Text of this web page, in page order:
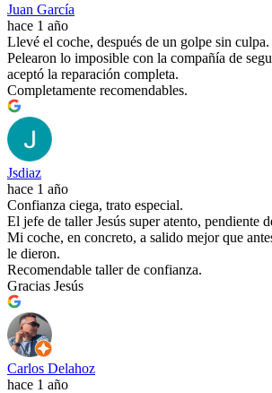
Juan García
hace 1 año
Llevé el coche, después de un golpe sin culpa.
Pelearon lo imposible con la compañía de
aceptó la reparación completa.
Completamente recomendables.
Jsdiaz
hace 1 año
Confianza ciega, trato especial.
El jefe de taller Jesús super atento, pendiente
Mi coche, en concreto, a salido mejor que
le dieron.
Recomendable taller de confianza.
Gracias Jesús
Carlos Delahoz
hace 1 año